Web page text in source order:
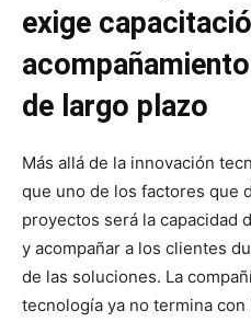
exige
de largo plazo
Más allá de la innovación
que uno de los factores que
proyectos será la capacidad
y acompañar a los clientes
de las soluciones. La
tecnología ya no termina